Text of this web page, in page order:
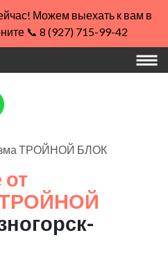
Можем выехать к вам в
📞 8 (927) 715-99-42
ТРОЙНОЙ БЛОК
ТРОЙНОЙ